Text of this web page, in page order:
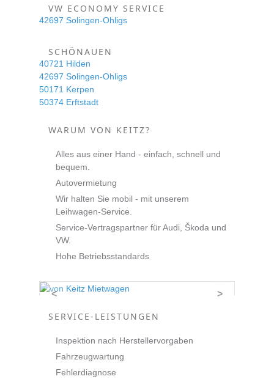
VW ECONOMY SERVICE
42697 Solingen-Ohligs
SCHÖNAUEN
40721 Hilden
42697 Solingen-Ohligs
50171 Kerpen
50374 Erftstadt
WARUM VON KEITZ?
Alles aus einer Hand - einfach, schnell und
bequem.
Autovermietung
Wir halten Sie mobil - mit unserem
Leihwagen-Service.
Service-Vertragspartner für Audi, Škoda und
VW.
Hohe Betriebsstandards
< >
SERVICE-LEISTUNGEN
Inspektion nach Herstellervorgaben
Fahrzeugwartung
Fehlerdiagnose